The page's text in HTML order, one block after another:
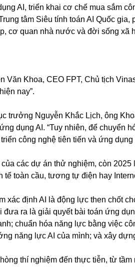
AI, triển khai cơ chế mua sắm
tâm Siêu tính toán AI Quốc
cơ quan nhà nước và đời sống xã
Văn Khoa, CEO FPT, Chủ tịch
nay”.
trưởng Nguyễn Khắc Lịch, ông
dụng AI. “Tuy nhiên, để chuyển
công nghệ tiên tiến và ứng dụng
các dự án thử nghiệm, còn
tế toàn cầu, tương tự điện hay
xác định AI là động lực then chốt
ra là giải quyết bài toán ứng
chuẩn hóa năng lực bằng việc
năng lực AI của mình; và xây
thí nghiệm đến thực tiễn, từ